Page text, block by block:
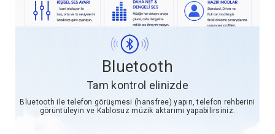
Bluetooth
Tam kontrol elinizde
Bluetooth ile telefon görüşmesi (hansfree) yapın, telefon rehberini
görüntüleyin ve Kablosuz müzik aktarımı yapabilirsiniz.